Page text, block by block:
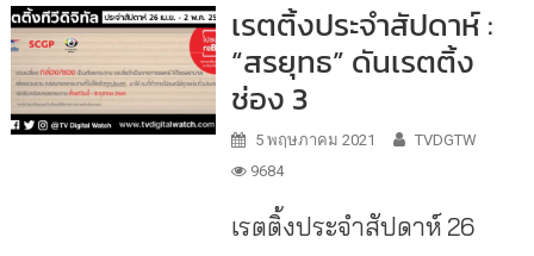
เรตติ้งประจำสัปดาห์ :
“สรยุทธ” ดันเรตติ้ง
ช่อง 3
5 พฤษภาคม 2021
TVDGTW
9684
เรตติ้งประจำสัปดาห์ 26